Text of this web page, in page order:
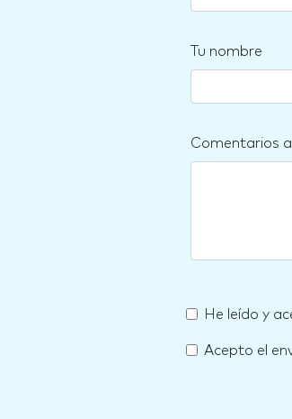
Tu nombre
Comentarios
He leído y
Acepto el